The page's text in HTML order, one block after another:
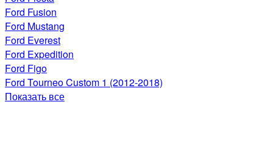
Ford Fusion
Ford Mustang
Ford Everest
Ford Expedition
Ford Figo
Ford Tourneo Custom 1 (2012-2018)
Показать все